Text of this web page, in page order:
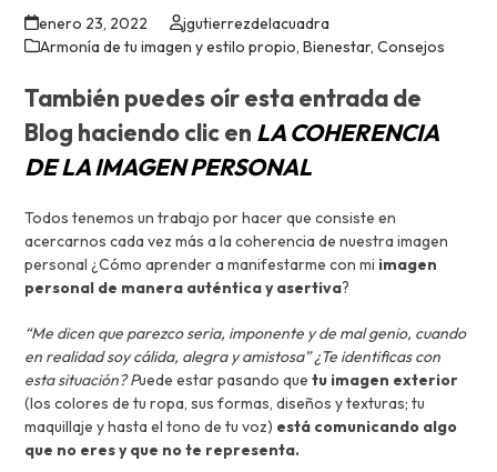
enero 23, 2022
jgutierrezdelacuadra
Armonía de tu imagen y estilo propio,Bienestar,Consejos
También puedes oír esta entrada de
Blog haciendo clic en LA COHERENCIA
DE LA IMAGEN PERSONAL
Todos tenemos un trabajo por hacer que consiste en
acercarnos cada vez más a la coherencia de nuestra imagen
personal ¿Cómo aprender a manifestarme con mi imagen
personal de manera auténtica y asertiva?
“Me dicen que parezco seria, imponente y de mal genio, cuando
en realidad soy cálida, alegra y amistosa” ¿Te identificas con
esta situación? Puede estar pasando quetu imagen exterior
(los colores de tu ropa, sus formas, diseños y texturas; tu
maquillaje y hasta el tono de tu voz) está comunicando algo
que no eres y que no te representa.